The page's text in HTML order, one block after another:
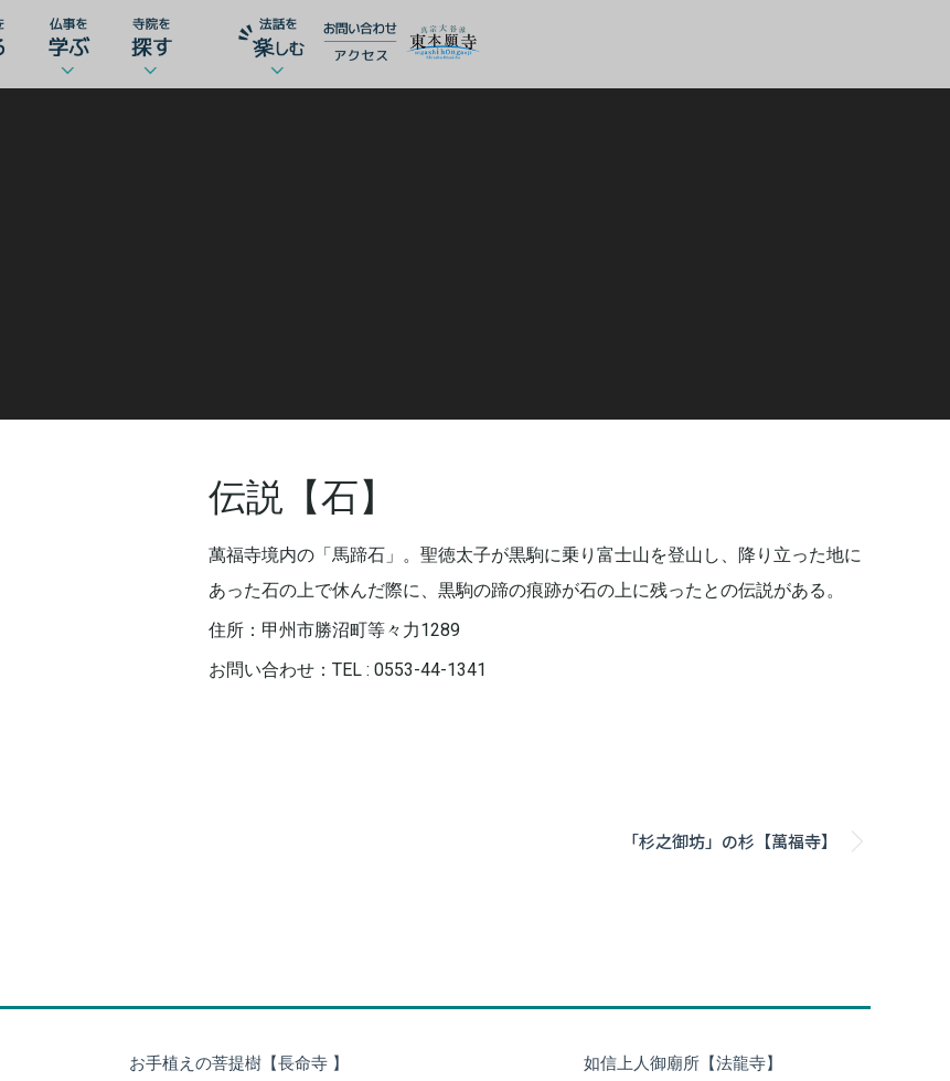
伝説【石】
萬福寺境内の「馬蹄石」。聖徳太子が黒駒に乗り富士山を登山し、降り立った地に
あった石の上で休んだ際に、黒駒の蹄の痕跡が石の上に残ったとの伝説がある。
住所：甲州市勝沼町等々力1289
お問い合わせ：TEL : 0553-44-1341
「杉之御坊」の杉【萬福寺】
お手植えの菩提樹【長命寺 】 如信上人御廟所【法龍寺】